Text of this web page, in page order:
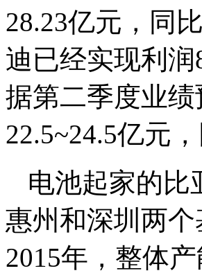
28.23亿元，同
迪已经实现利
据第二季度业
22.5~24.5亿元
电池起家的比
惠州和深圳两
2015年，整体